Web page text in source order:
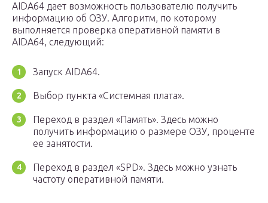
AIDA64 дает возможность пользователю получить
информацию об ОЗУ. Алгоритм, по которому
выполняется проверка оперативной памяти в
AIDA64, следующий:
Запуск AIDA64.
Выбор пункта «Системная плата».
Переход в раздел «Память». Здесь можно
получить информацию о размере ОЗУ, проценте
ее занятости.
Переход в раздел «SPD». Здесь можно узнать
частоту оперативной памяти.